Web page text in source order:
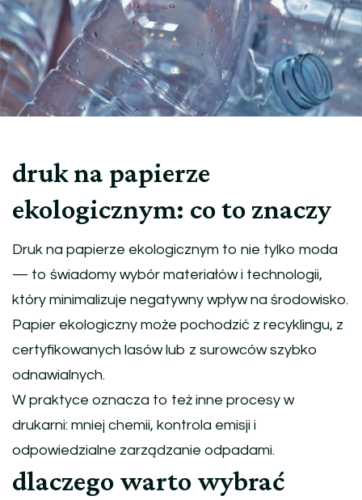
druk na papierze
ekologicznym: co to znaczy
Druk na papierze ekologicznym to nie tylko moda
— to świadomy wybór materiałów i technologii,
który minimalizuje negatywny wpływ na środowisko.
Papier ekologiczny może pochodzić z recyklingu, z
certyfikowanych lasów lub z surowców szybko
odnawialnych.
W praktyce oznacza to też inne procesy w
drukarni: mniej chemii, kontrola emisji i
odpowiedzialne zarządzanie odpadami.
dlaczego warto wybrać